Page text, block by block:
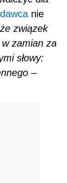
nie
związek
zamian za
słowy:
–